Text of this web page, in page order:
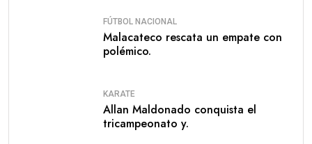
FÚTBOL NACIONAL
Malacateco rescata un empate con
polémico.
KARATE
Allan Maldonado conquista el
tricampeonato y.